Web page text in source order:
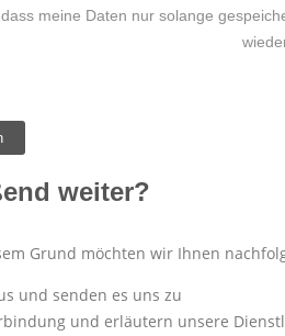
meine Daten nur solange
weiter?
Grund möchten wir Ihnen
und senden es uns zu
und erläutern unsere